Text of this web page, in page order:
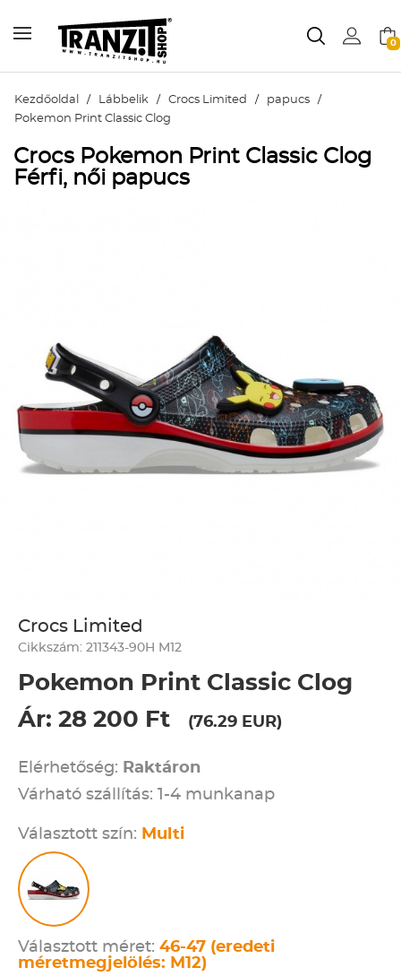
0
Kezdőoldal / Lábbelik / Crocs Limited / papucs /
Pokemon Print Classic Clog
Crocs Pokemon Print Classic Clog
Férfi, női papucs
Crocs Limited
Cikkszám: 211343-90H M12
Pokemon Print Classic Clog
Ár: 28 200 Ft
(76.29 EUR)
Elérhetőség: Raktáron
Várható szállítás: 1-4 munkanap
Választott szín: Multi
Választott méret: 46-47 (eredeti
méretmegjelölés: M12)